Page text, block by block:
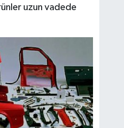
uzun vadede